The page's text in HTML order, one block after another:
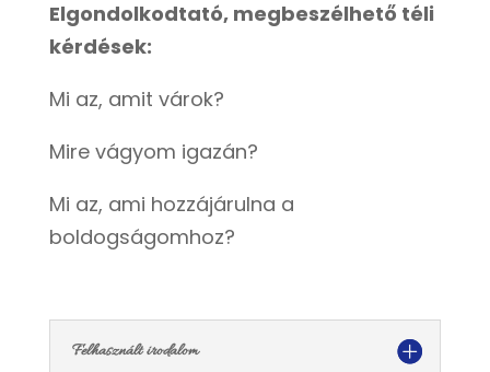
Elgondolkodtató, megbeszélhető téli
kérdések:
Mi az, amit várok?
Mire vágyom igazán?
Mi az, ami hozzájárulna a
boldogságomhoz?
Felhasznált irodalom